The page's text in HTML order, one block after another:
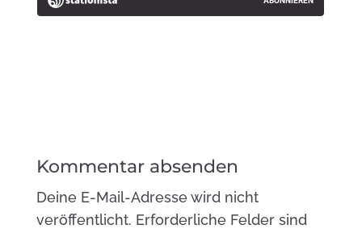
Kommentar absenden
Deine E-Mail-Adresse wird nicht
veröffentlicht. Erforderliche Felder sind